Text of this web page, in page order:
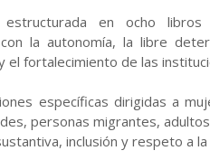
en ocho libros
la autonomía, la libre
el fortalecimiento de las
específicas dirigidas a
personas migrantes,
inclusión y respeto a